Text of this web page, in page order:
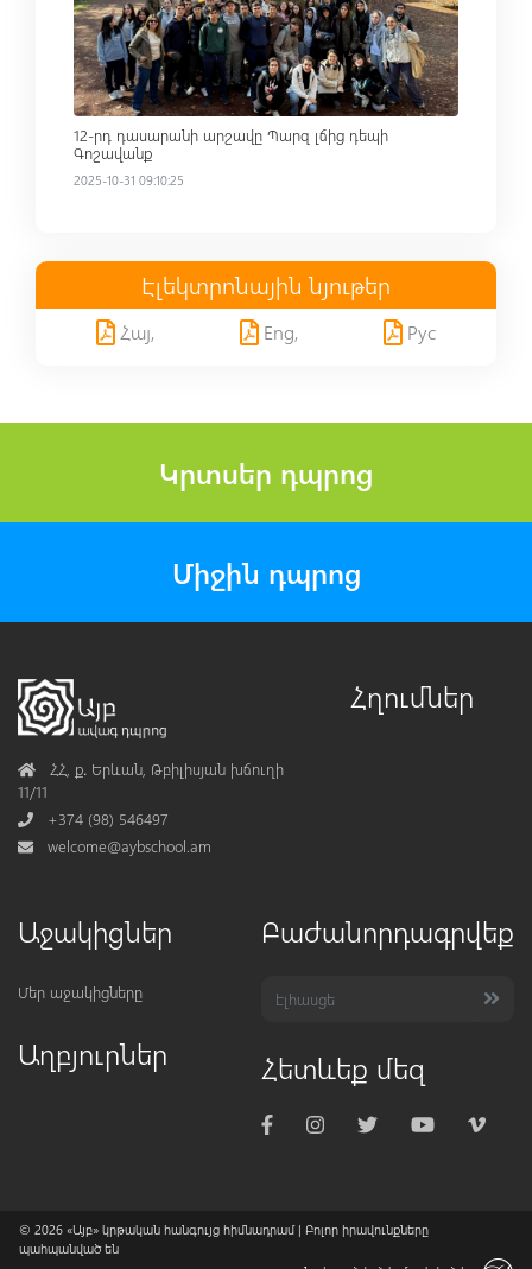
12-րդ դասարանի արշավը Պարզ լճից դեպի
Գոշավանք
2025-10-31 09:10:25
Էլեկտրոնային նյութեր
Հայ, Eng, Рус
Կրտսեր դպրոց
Միջին դպրոց
AddressՀՀ, ք․ Երևան, Թբիլիսյան խճուղի
11/11
Phone+374 (98) 546497
Mail
welcome@aybschool.am
Հղումներ
Աջակիցներ
Մեր աջակիցները
Աղբյուրներ
Բաժանորդագրվեք
Հետևեք մեզ
© 2026 «Այբ» կրթական հանգույց հիմնադրամ| Բոլոր իրավունքները
պահպանված են